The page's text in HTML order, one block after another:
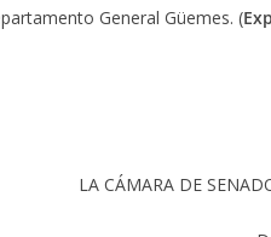
General Güemes. (
LA CÁMARA DE